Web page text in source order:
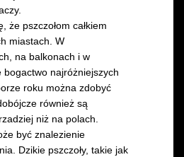
że pszczołom całkiem
miastach. W
na balkonach i w
najróżniejszych
roku można zdobyć
również są
niż na polach.
być znalezienie
Dzikie pszczoły, takie jak